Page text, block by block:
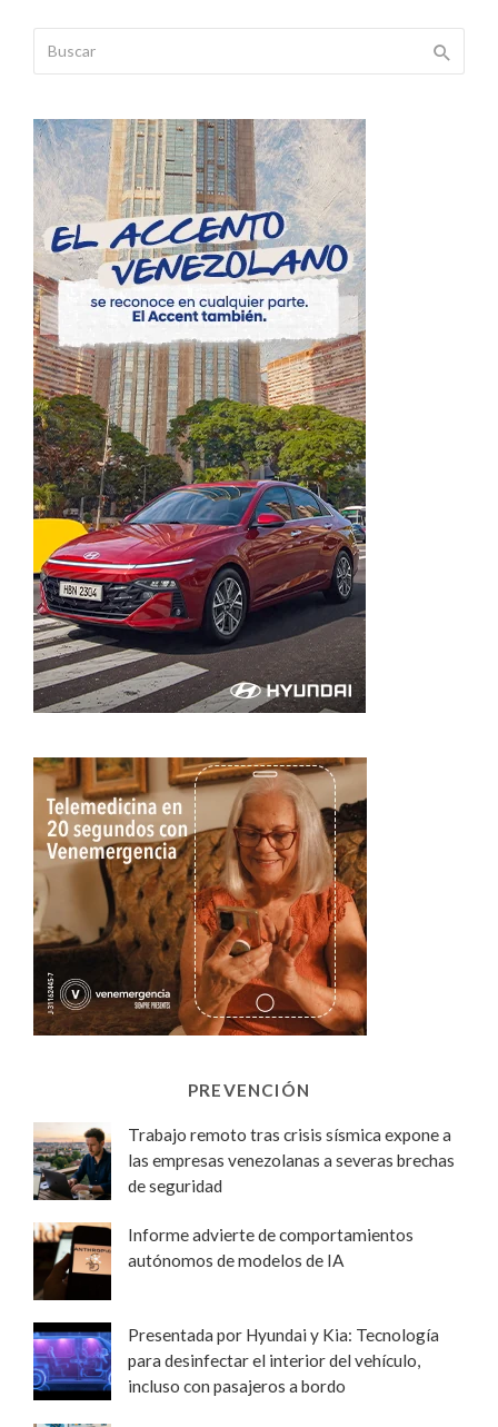
PREVENCIÓN
Trabajo remoto tras crisis sísmica expone a
las empresas venezolanas a severas brechas
de seguridad
Informe advierte de comportamientos
autónomos de modelos de IA
Presentada por Hyundai y Kia: Tecnología
para desinfectar el interior del vehículo,
incluso con pasajeros a bordo